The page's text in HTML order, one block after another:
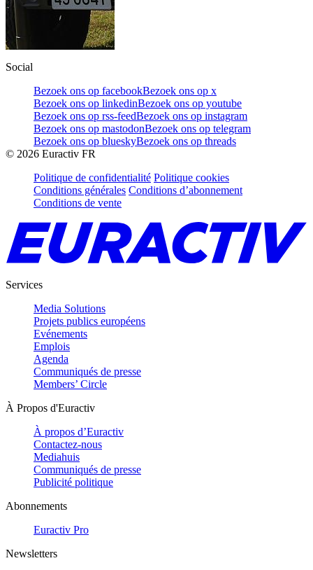
Social
Bezoek ons op facebookBezoek ons op x
Bezoek ons op linkedinBezoek ons op youtube
Bezoek ons op rss-feedBezoek ons op instagram
Bezoek ons op mastodonBezoek ons op telegram
Bezoek ons op blueskyBezoek ons op threads
© 2026 Euractiv FR
Politique de confidentialité Politique cookies
Conditions générales Conditions d’abonnement
Conditions de vente
Services
Media Solutions
Projets publics européens
Evénements
Emplois
Agenda
Communiqués de presse
Members’ Circle
À Propos d'Euractiv
À propos d’Euractiv
Contactez-nous
Mediahuis
Communiqués de presse
Publicité politique
Abonnements
Euractiv Pro
Newsletters